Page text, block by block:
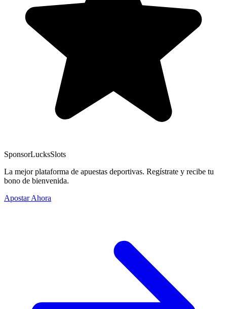
SponsorLucksSlots
La mejor plataforma de apuestas deportivas. Regístrate y recibe tu
bono de bienvenida.
Apostar Ahora